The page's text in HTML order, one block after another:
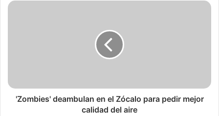
'Zombies' deambulan en el Zócalo para pedir mejor
calidad del aire